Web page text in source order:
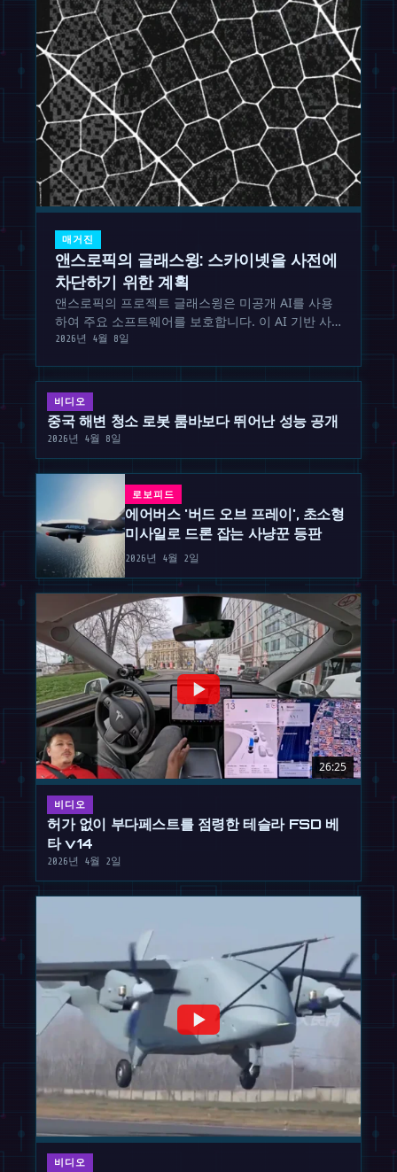
매거진
앤스로픽의 글래스윙: 스카이넷을 사전에
차단하기 위한 계획
앤스로픽의 프로젝트 글래스윙은 미공개 AI를 사용
하여 주요 소프트웨어를 보호합니다. 이 AI 기반 사
이버 보안이 AGI 시대를 위한 안전벨트가 될지 아니
2026년 4월 8일
비디오
중국 해변 청소 로봇 룸바보다 뛰어난 성능 공개
2026년 4월 8일
로보피드
에어버스 '버드 오브 프레이', 초소형
미사일로 드론 잡는 사냥꾼 등판
2026년 4월 2일
26:25
비디오
허가 없이 부다페스트를 점령한 테슬라 FSD 베
타 v14
2026년 4월 2일
비디오